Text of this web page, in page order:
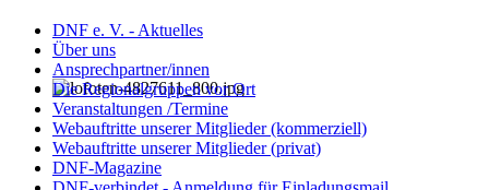
DNF e. V. - Aktuelles
Über uns
Ansprechpartner/innen
Die Regionalgruppen vor Ort
Veranstaltungen /Termine
Webauftritte unserer Mitglieder (kommerziell)
Webauftritte unserer Mitglieder (privat)
DNF-Magazine